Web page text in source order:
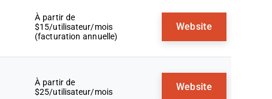
À partir de
$15/utilisateur/mois
(facturation annuelle)
Website
À partir de
$25/utilisateur/mois
Website
Coûts et Tarification
FAQ